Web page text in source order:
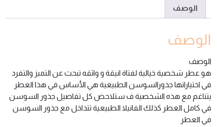
الوصف
الوصف
الوصف
هو عطر شخصية خيالية لفتاة انيقة و واثقه تبحث عن التميز والتفرد
في اختياراتها جذورالسوسن الطبيعية هي الأساس في هذا العطر
يتناغم مع هذه الشخصية ف ستلاحض كل تفاصيل جذور السوسن
في كامل العطر كذلك الفانيلا الطبيعية تتداخل مع جذور السوسن
في العطر